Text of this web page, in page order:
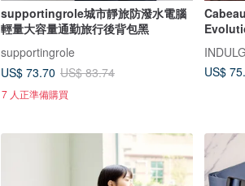
supportingrole城市靜旅防潑水電腦
輕量大容量通勤旅行後背包黑
supportingrole
US$ 73.70 US$ 83.74
7 人正準備購買
US$